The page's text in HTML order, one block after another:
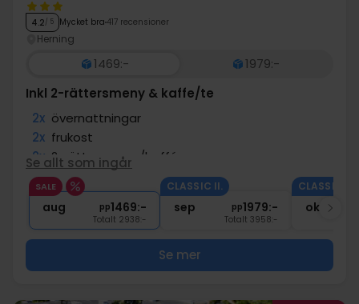
4.2/ 5 Mycket bra 417 recensioner
Herning
1469:-
1979:-
Inkl 2-rättersmeny & kaffe/te
2x övernattningar
2x frukost
2x 2-rättersmeny/buffé
2x Gratis kaffe/te under vistelsen
∞ Gratis parkering och internet
Se allt som ingår
SALE
aug pp1469:-
Totalt 2938:-
CLASSIC II.
sep pp1979:-
Totalt 3958:-
CLASSIC II.
okt
Se mer